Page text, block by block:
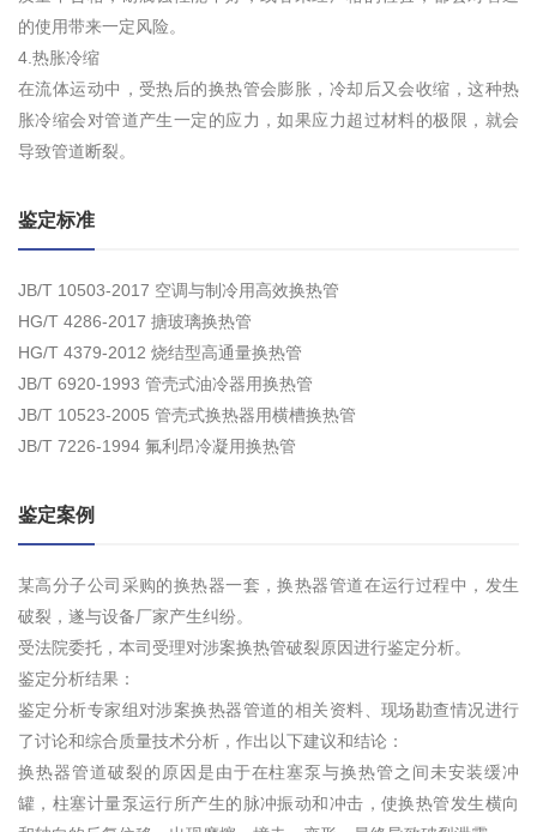
的使用带来一定风险。
4.热胀冷缩
在流体运动中，受热后的换热管会膨胀，冷却后又会收缩，这种热
胀冷缩会对管道产生一定的应力，如果应力超过材料的极限，就会
导致管道断裂。
鉴定标准
JB/T 10503-2017 空调与制冷用高效换热管
HG/T 4286-2017 搪玻璃换热管
HG/T 4379-2012 烧结型高通量换热管
JB/T 6920-1993 管壳式油冷器用换热管
JB/T 10523-2005 管壳式换热器用横槽换热管
JB/T 7226-1994 氟利昂冷凝用换热管
鉴定案例
某高分子公司采购的换热器一套，换热器管道在运行过程中，发生
破裂，遂与设备厂家产生纠纷。
受法院委托，本司受理对涉案换热管破裂原因进行鉴定分析。
鉴定分析结果：
鉴定分析专家组对涉案换热器管道的相关资料、现场勘查情况进行
了讨论和综合质量技术分析，作出以下建议和结论：
换热器管道破裂的原因是由于在柱塞泵与换热管之间未安装缓冲
罐，柱塞计量泵运行所产生的脉冲振动和冲击，使换热管发生横向